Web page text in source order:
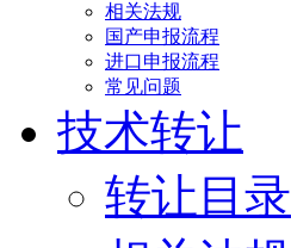
相关法规
国产申报流程
进口申报流程
常见问题
技术转让
转让目录